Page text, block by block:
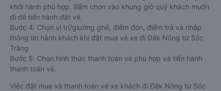
khởi hành phù hợp. Bấm chọn vào khung giờ quý khách muốn
đi để tiến hành đặt vé.
Bước 4: Chọn vị trí/giường ghế, điểm đón, điểm trả và nhập
thông tin hành khách khi đặt mua vé xe đi Đắk Nông từ Sóc
Trăng
Bước 5: Chọn hình thức thanh toán vé phù hợp và tiến hành
thanh toán vé.
Việc đặt mua và thanh toán vé xe khách đi Đắk Nông từ Sóc